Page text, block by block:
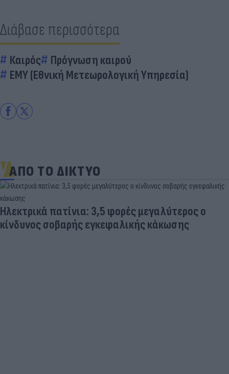
Διάβασε περισσότερα
Καιρός
Πρόγνωση καιρού
ΕΜΥ (Εθνική Μετεωρολογική Υπηρεσία)
ΑΠΟ ΤΟ ΔΙΚΤΥΟ
Ηλεκτρικά πατίνια: 3,5 φορές μεγαλύτερος ο
κίνδυνος σοβαρής εγκεφαλικής κάκωσης